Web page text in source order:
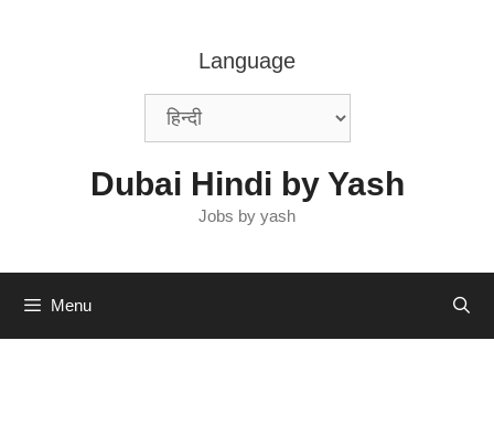
Language
Dubai Hindi by Yash
Jobs by yash
Menu